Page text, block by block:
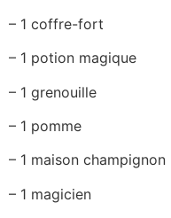
– 1 coffre-fort
– 1 potion magique
– 1 grenouille
– 1 pomme
– 1 maison champignon
– 1 magicien